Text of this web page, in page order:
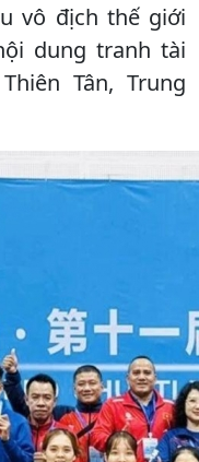
vô địch thế giới
dung tranh tài
Tân, Trung